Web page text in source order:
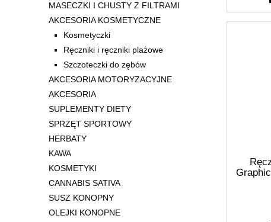
MASECZKI I CHUSTY Z FILTRAMI
AKCESORIA KOSMETYCZNE
Kosmetyczki
Ręczniki i ręczniki plażowe
Szczoteczki do zębów
AKCESORIA MOTORYZACYJNE
AKCESORIA
SUPLEMENTY DIETY
SPRZĘT SPORTOWY
HERBATY
KAWA
KOSMETYKI
CANNABIS SATIVA
SUSZ KONOPNY
OLEJKI KONOPNE